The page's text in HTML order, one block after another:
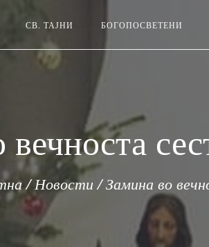
СВ. ТАЈНИ БОГОПОСВЕТЕНИ
/Новости/Замина во